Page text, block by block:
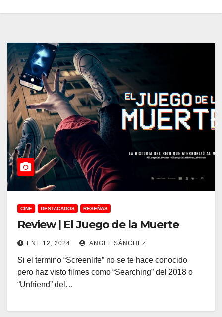
CINE DESTACADOS RESEÑAS
Review | El Juego de la Muerte
ENE 12, 2024 ANGEL SÁNCHEZ
Si el termino “Screenlife” no se te hace conocido
pero haz visto filmes como “Searching” del 2018 o
“Unfriend” del…